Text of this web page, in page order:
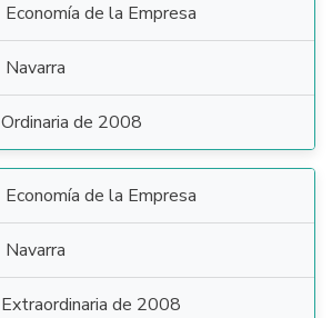
Economía de la Empresa
Navarra
Ordinaria de 2008
Economía de la Empresa
Navarra
Extraordinaria de 2008